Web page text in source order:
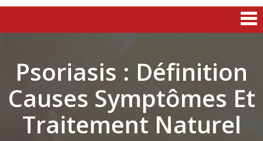
Psoriasis : Définition
Causes Symptômes Et
Traitement Naturel